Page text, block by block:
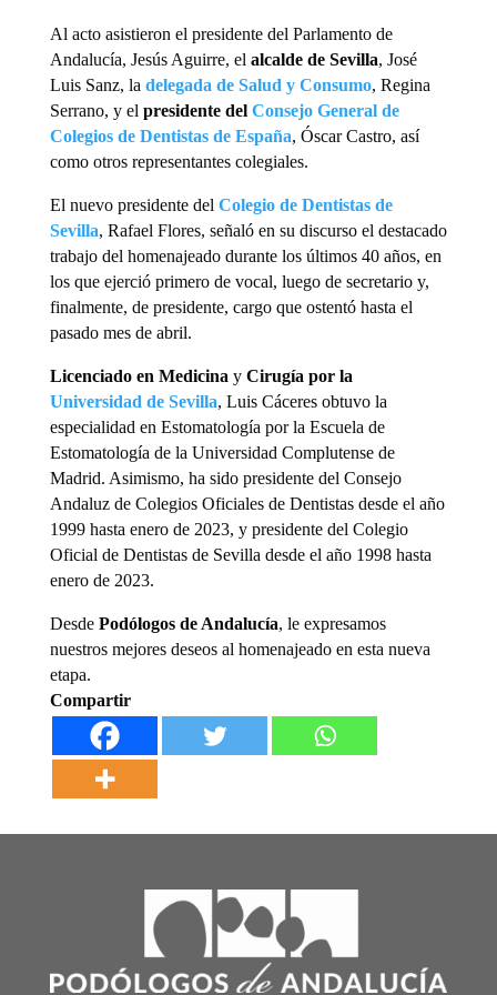
Al acto asistieron el presidente del Parlamento de
Andalucía, Jesús Aguirre, el alcalde de Sevilla, José
Luis Sanz, la delegada de Salud y Consumo, Regina
Serrano, y el presidente del Consejo General de
Colegios de Dentistas de España, Óscar Castro, así
como otros representantes colegiales.
El nuevo presidente del Colegio de Dentistas de
Sevilla, Rafael Flores, señaló en su discurso el destacado
trabajo del homenajeado durante los últimos 40 años, en
los que ejerció primero de vocal, luego de secretario y,
finalmente, de presidente, cargo que ostentó hasta el
pasado mes de abril.
Licenciado en Medicina y Cirugía por la
Universidad de Sevilla, Luis Cáceres obtuvo la
especialidad en Estomatología por la Escuela de
Estomatología de la Universidad Complutense de
Madrid. Asimismo, ha sido presidente del Consejo
Andaluz de Colegios Oficiales de Dentistas desde el año
1999 hasta enero de 2023, y presidente del Colegio
Oficial de Dentistas de Sevilla desde el año 1998 hasta
enero de 2023.
Desde Podólogos de Andalucía, le expresamos
nuestros mejores deseos al homenajeado en esta nueva
etapa.
Compartir